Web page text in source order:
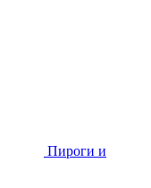
Пироги и